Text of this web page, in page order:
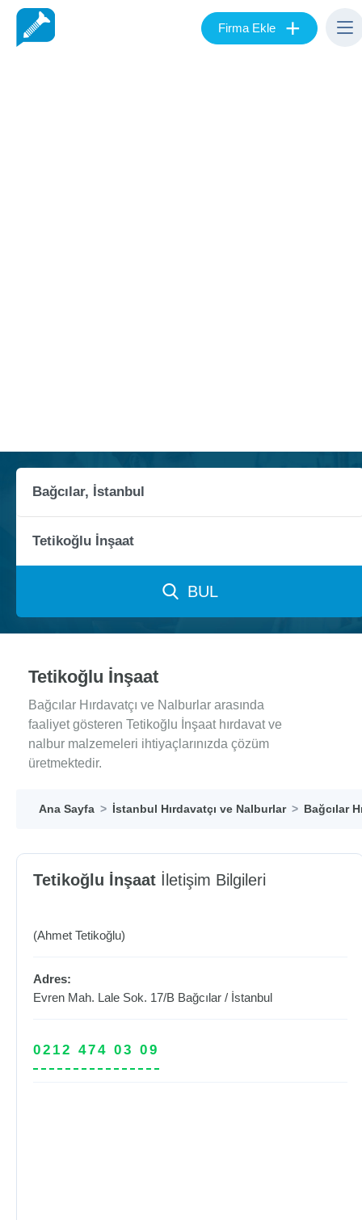
Firma Ekle +
BUL
Tetikoğlu İnşaat
Bağcılar Hırdavatçı ve Nalburlar arasında
faaliyet gösteren Tetikoğlu İnşaat hırdavat ve
nalbur malzemeleri ihtiyaçlarınızda çözüm
üretmektedir.
Ana Sayfa İstanbul Hırdavatçı ve Nalburlar Bağcılar
Tetikoğlu İnşaat İletişim Bilgileri
(Ahmet Tetikoğlu)
Adres:
Evren Mah. Lale Sok. 17/B Bağcılar / İstanbul
0212 474 03 09